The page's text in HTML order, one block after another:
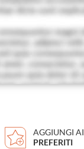
AGGIUNGI AI
PREFERITI